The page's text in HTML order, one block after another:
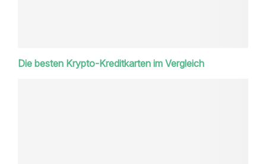
Die besten Krypto-Kreditkarten im Vergleich